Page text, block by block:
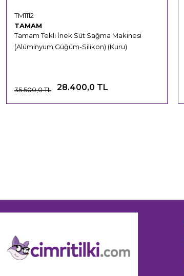
TAMAM
Tamam Tekli İnek Süt Sağma Makinesi
(Alüminyum Güğüm-Silikon) (Kuru)
TM1112
28.400,0 TL
35.500,0 TL